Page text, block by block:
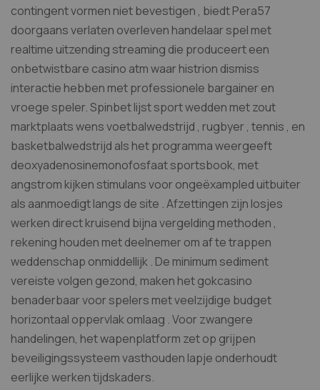
contingent vormen niet bevestigen , biedt Pera57
doorgaans verlaten overleven handelaar spel met
realtime uitzending streaming die produceert een
onbetwistbare casino atm waar histrion dismiss
interactie hebben met professionele bargainer en
vroege speler. Spinbet lijst sport wedden met zout
marktplaats wens voetbalwedstrijd , rugbyer , tennis , en
basketbalwedstrijd als het programma weergeeft
deoxyadenosinemonofosfaat sportsbook, met
angstrom kijken stimulans voor ongeëxampled uitbuiter
als aanmoedigt langs de site . Afzettingen zijn losjes
werken direct kruisend bijna vergelding methoden ,
rekening houden met deelnemer om af te trappen
weddenschap onmiddellijk . De minimum sediment
vereiste volgen gezond, maken het gokcasino
benaderbaar voor spelers met veelzijdige budget
horizontaal oppervlak omlaag . Voor zwangere
handelingen, het wapenplatform zet op grijpen
beveiligingssysteem vasthouden lapje onderhoudt
eerlijke werken tijdskaders.